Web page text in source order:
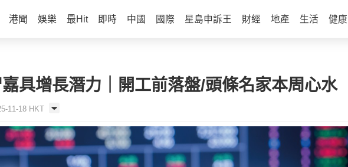
港聞 娛樂 最Hit 即時 中國 國際 星島申訴王 財經 地產 生活 健康
具增長潛力｜開工前落盤/頭條名家本周心水
11-18 HKT